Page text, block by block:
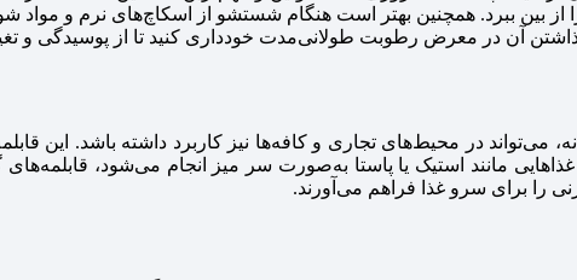
ببرد. همچنین بهتر است هنگام شستشو از اسکاچ‌های نرم و مواد
آن در معرض رطوبت طولانی‌مدت خودداری کنید تا از پوسیدگی و
می‌تواند در محیط‌های تجاری و کافه‌ها نیز کاربرد داشته باشد. این
مانند استیک یا پاستا به‌صورت سر میز انجام می‌شود، قابلمه‌های
را برای سرو غذا فراهم می‌آورند.